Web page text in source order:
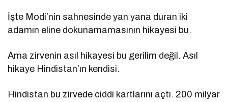
İşte Modi’nin sahnesinde yan yana duran iki
adamın eline dokunamamasının hikayesi bu.
Ama zirvenin asıl hikayesi bu gerilim değil. Asıl
hikaye Hindistan’ın kendisi.
Hindistan bu zirvede ciddi kartlarını açtı. 200 milyar